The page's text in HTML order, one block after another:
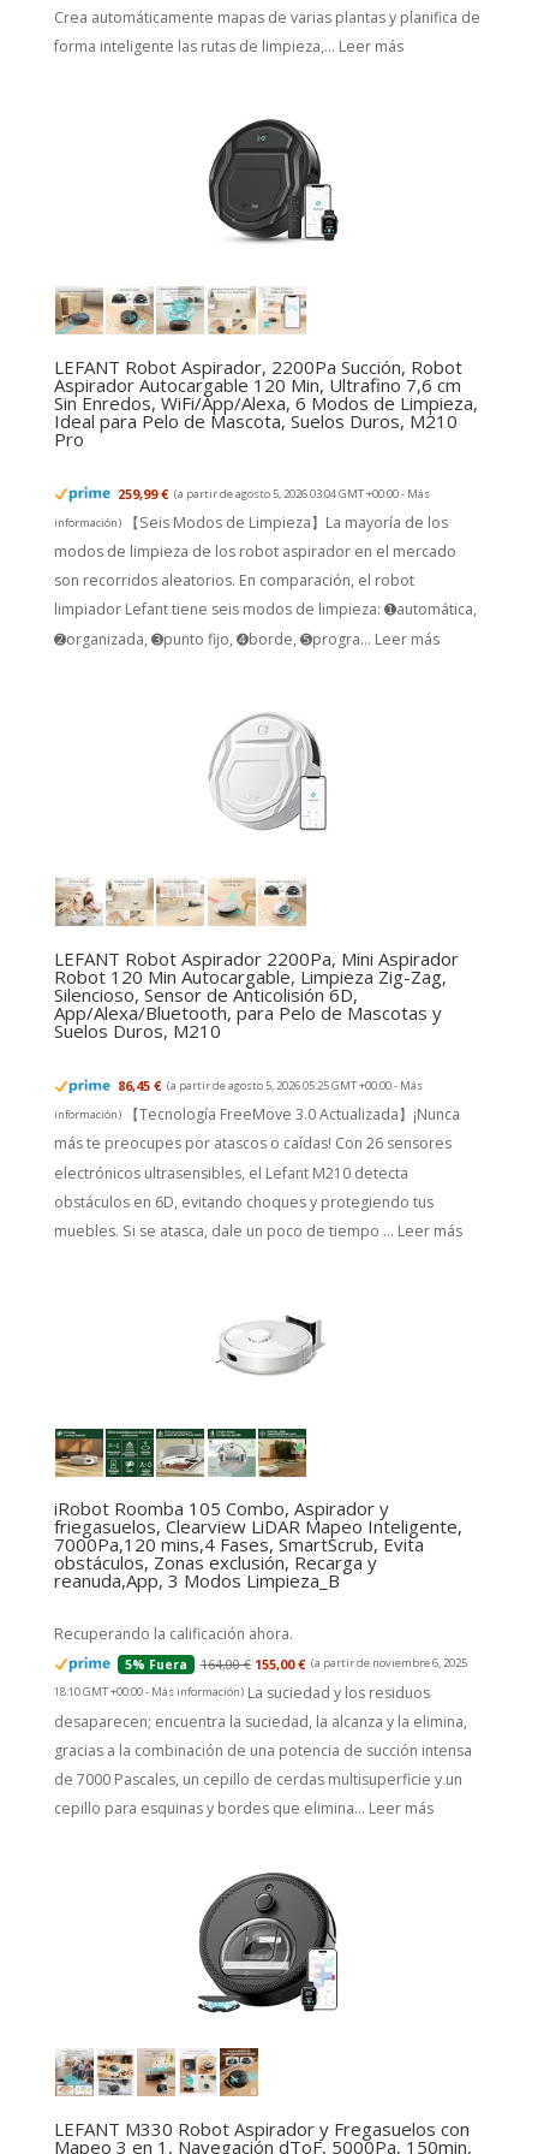
Crea automáticamente mapas de varias plantas y planifica de
forma inteligente las rutas de limpieza,... Leer más
LEFANT Robot Aspirador, 2200Pa Succión, Robot
Aspirador Autocargable 120 Min, Ultrafino 7,6 cm
Sin Enredos, WiFi/App/Alexa, 6 Modos de Limpieza,
Ideal para Pelo de Mascota, Suelos Duros, M210
Pro
259,99 € (a partir de agosto 5, 2026 03:04 GMT +00:00 - Más
información)
【Seis Modos de Limpieza】La mayoría de los
modos de limpieza de los robot aspirador en el mercado
son recorridos aleatorios. En comparación, el robot
limpiador Lefant tiene seis modos de limpieza: ➊automática,
➋organizada, ➌punto fijo, ➍borde, ➎progra... Leer más
LEFANT Robot Aspirador 2200Pa, Mini Aspirador
Robot 120 Min Autocargable, Limpieza Zig-Zag,
Silencioso, Sensor de Anticolisión 6D,
App/Alexa/Bluetooth, para Pelo de Mascotas y
Suelos Duros, M210
86,45 € (a partir de agosto 5, 2026 05:25 GMT +00:00 - Más
información)
【Tecnología FreeMove 3.0 Actualizada】¡Nunca
más te preocupes por atascos o caídas! Con 26 sensores
electrónicos ultrasensibles, el Lefant M210 detecta
obstáculos en 6D, evitando choques y protegiendo tus
muebles. Si se atasca, dale un poco de tiempo ... Leer más
iRobot Roomba 105 Combo, Aspirador y
friegasuelos, Clearview LiDAR Mapeo Inteligente,
7000Pa,120 mins,4 Fases, SmartScrub, Evita
obstáculos, Zonas exclusión, Recarga y
reanuda,App, 3 Modos Limpieza_B
Recuperando la calificación ahora.
5% Fuera 164,00 € 155,00 € (a partir de noviembre 6, 2025
18:10 GMT +00:00 - Más información) La suciedad y los residuos
desaparecen; encuentra la suciedad, la alcanza y la elimina,
gracias a la combinación de una potencia de succión intensa
de 7000 Pascales, un cepillo de cerdas multisuperficie y un
cepillo para esquinas y bordes que elimina... Leer más
LEFANT M330 Robot Aspirador y Fregasuelos con
Mapeo 3 en 1, Navegación dToF, 5000Pa, 150min,